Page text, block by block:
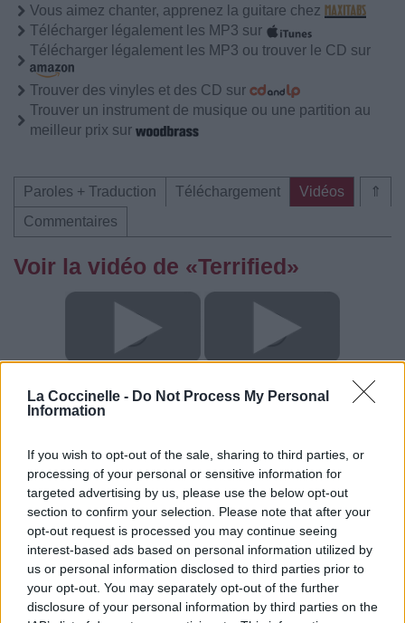
La Coccinelle - Do Not Process My Personal
Information
If you wish to opt-out of the sale, sharing to third parties, or
processing of your personal or sensitive information for
targeted advertising by us, please use the below opt-out
section to confirm your selection. Please note that after your
opt-out request is processed you may continue seeing
interest-based ads based on personal information utilized by
us or personal information disclosed to third parties prior to
your opt-out. You may separately opt-out of the further
disclosure of your personal information by third parties on the
Vous aimez chanter, apprenez la guitare chez
Télécharger légalement les MP3 sur
Télécharger légalement les MP3 ou trouver le CD sur
Trouver des vinyles et des CD sur
Trouver un instrument de musique ou une partition au
meilleur prix sur
⇑
Paroles + Traduction Téléchargement
Vidéos
Commentaires
Voir la vidéo de «Terrified»